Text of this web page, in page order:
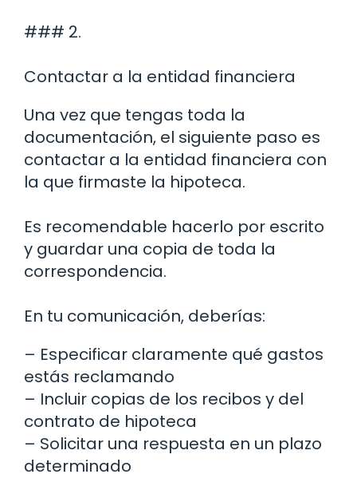
### 2.
Contactar a la entidad financiera
Una vez que tengas toda la
documentación, el siguiente paso es
contactar a la entidad financiera con
la que firmaste la hipoteca.
Es recomendable hacerlo por escrito
y guardar una copia de toda la
correspondencia.
En tu comunicación, deberías:
– Especificar claramente qué gastos
estás reclamando
– Incluir copias de los recibos y del
contrato de hipoteca
– Solicitar una respuesta en un plazo
determinado